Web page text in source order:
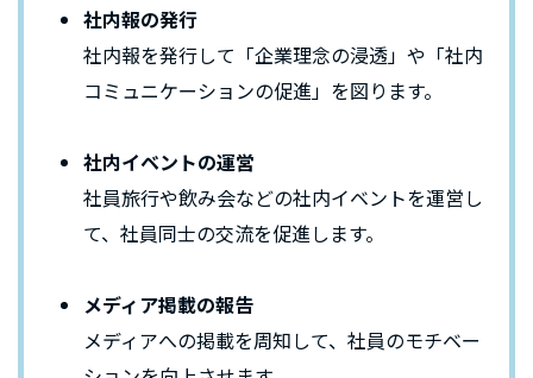
社内報の発行
社内報を発行して「企業理念の浸透」や「社内
コミュニケーションの促進」を図ります。
社内イベントの運営
社員旅行や飲み会などの社内イベントを運営し
て、社員同士の交流を促進します。
メディア掲載の報告
メディアへの掲載を周知して、社員のモチベー